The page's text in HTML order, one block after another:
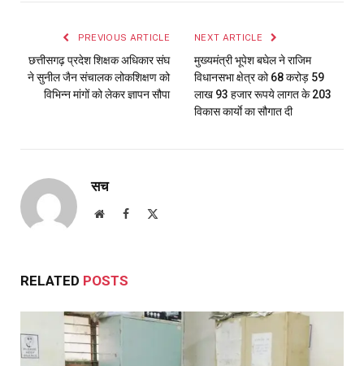
PREVIOUS ARTICLE
छत्तीसगढ़ प्रदेश शिक्षक अधिकार संघ
ने सुनील जैन संचालक लोकशिक्षण को
विभिन्न मांगों को लेकर ज्ञापन सौपा
NEXT ARTICLE
मुख्यमंत्री भूपेश बघेल ने राजिम
विधानसभा क्षेत्र को 68 करोड़ 59
लाख 93 हजार रूपये लागत के 203
विकास कार्याे का सौगात दी
सच
WebsiteFacebook
RELATED POSTS